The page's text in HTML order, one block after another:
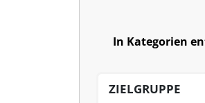
In Kategorien
ZIELGRUPPE